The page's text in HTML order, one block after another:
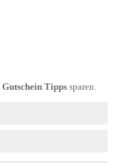
Gutschein Tippssparen.